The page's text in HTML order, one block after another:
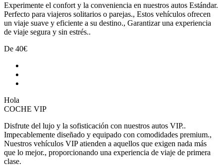
Experimente el confort y la conveniencia en nuestros autos Estándar.
Perfecto para viajeros solitarios o parejas., Estos vehículos ofrecen
un viaje suave y eficiente a su destino., Garantizar una experiencia
de viaje segura y sin estrés..
De 40€
Hola
COCHE VIP
Disfrute del lujo y la sofisticación con nuestros autos VIP..
Impecablemente diseñado y equipado con comodidades premium.,
Nuestros vehículos VIP atienden a aquellos que exigen nada más
que lo mejor., proporcionando una experiencia de viaje de primera
clase.